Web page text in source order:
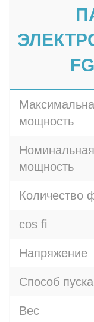
мощность
Номинальная
мощность
Количество
cos fi
Напряжение
Способ пуска
Вес